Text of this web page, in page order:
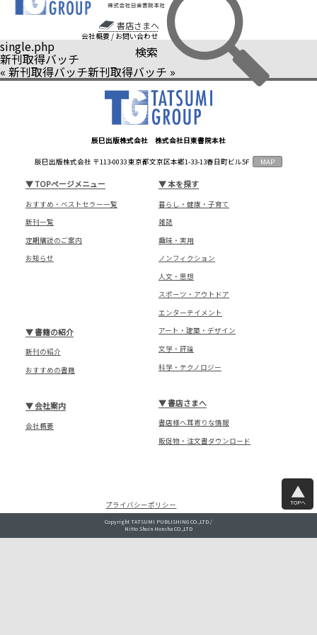
書店さまへ
会社概要 / お問い合わせ
検索
single.php
新刊取得バッチ
« 新刊取得バッチ新刊取得バッチ »
辰巳出版株式会社 株式会社日東書院本社
辰巳出版株式会社 〒113-0033 東京都文京区本郷1-33-13春日町ビル5F MAP
▼TOPページメニュー
おすすめ・ベストセラー一覧
新刊一覧
定期購読のご案内
お知らせ
▼本を探す
暮らし・健康・子育て
雑誌
趣味・実用
ノンフィクション
人文・思想
スポーツ・アウトドア
エンターテイメント
アート・建築・デザイン
文学・評論
科学・テクノロジー
▼書籍の紹介
新刊の紹介
おすすめの書籍
▼書店さまへ
書店様へ耳寄りな情報
販促物・注文書ダウンロード
▼会社案内
会社概要
プライバシーポリシー TOPへ
Copyright TATSUMI PUBLISHING CO.,LTD./
Nitto Shoin Honsha CO.,LTD